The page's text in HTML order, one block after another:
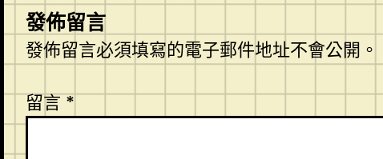
發佈留言
發佈留言必須填寫的電子郵件地址不會公開。
留言*